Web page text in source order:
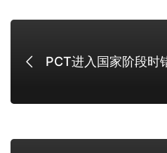
PCT进入国家阶段时